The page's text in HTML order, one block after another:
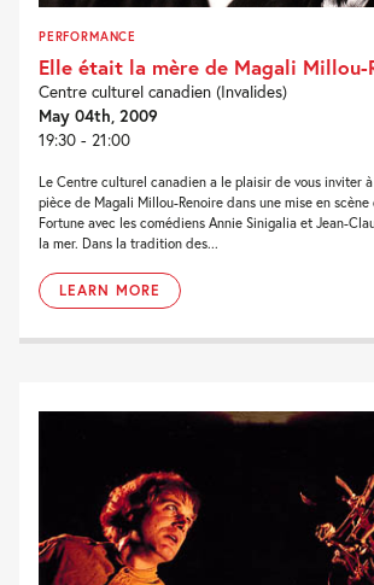
PERFORMANCE
Elle était la mère de Magali Millou-
Centre culturel canadien (Invalides)
May 04th, 2009
19:30 - 21:00
Le Centre culturel canadien a le plaisir de vous inviter
pièce de Magali Millou-Renoire dans une mise en scène
Fortune avec les comédiens Annie Sinigalia et Jean-
la mer. Dans la tradition des...
LEARN MORE